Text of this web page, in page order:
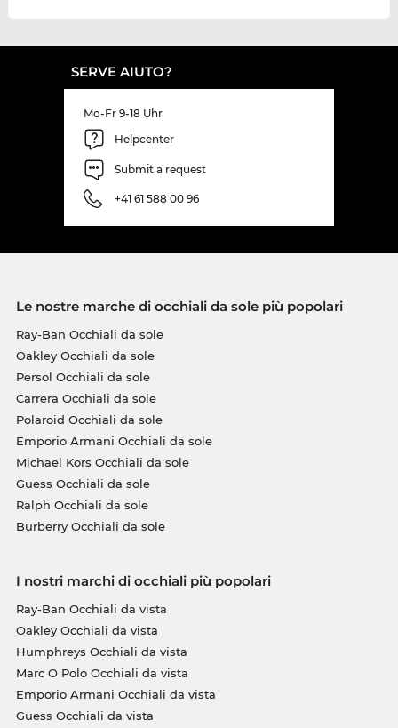
SERVE AIUTO?
Mo-Fr 9-18 Uhr
Helpcenter
Submit a request
+41 61 588 00 96
Le nostre marche di occhiali da sole più popolari
Ray-Ban Occhiali da sole
Oakley Occhiali da sole
Persol Occhiali da sole
Carrera Occhiali da sole
Polaroid Occhiali da sole
Emporio Armani Occhiali da sole
Michael Kors Occhiali da sole
Guess Occhiali da sole
Ralph Occhiali da sole
Burberry Occhiali da sole
I nostri marchi di occhiali più popolari
Ray-Ban Occhiali da vista
Oakley Occhiali da vista
Humphreys Occhiali da vista
Marc O Polo Occhiali da vista
Emporio Armani Occhiali da vista
Guess Occhiali da vista